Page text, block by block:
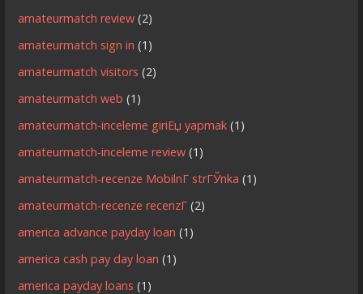
amateurmatch review (2)
amateurmatch sign in (1)
amateurmatch visitors (2)
amateurmatch web (1)
amateurmatch-inceleme giriЕџ yapmak (1)
amateurmatch-inceleme review (1)
amateurmatch-recenze MobilnГ­ strГЎnka (1)
amateurmatch-recenze recenzГ­ (2)
america advance payday loan (1)
america cash pay day loan (1)
america payday loans (1)